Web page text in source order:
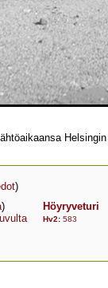
)
)
Höyryveturi
Hv2: 583